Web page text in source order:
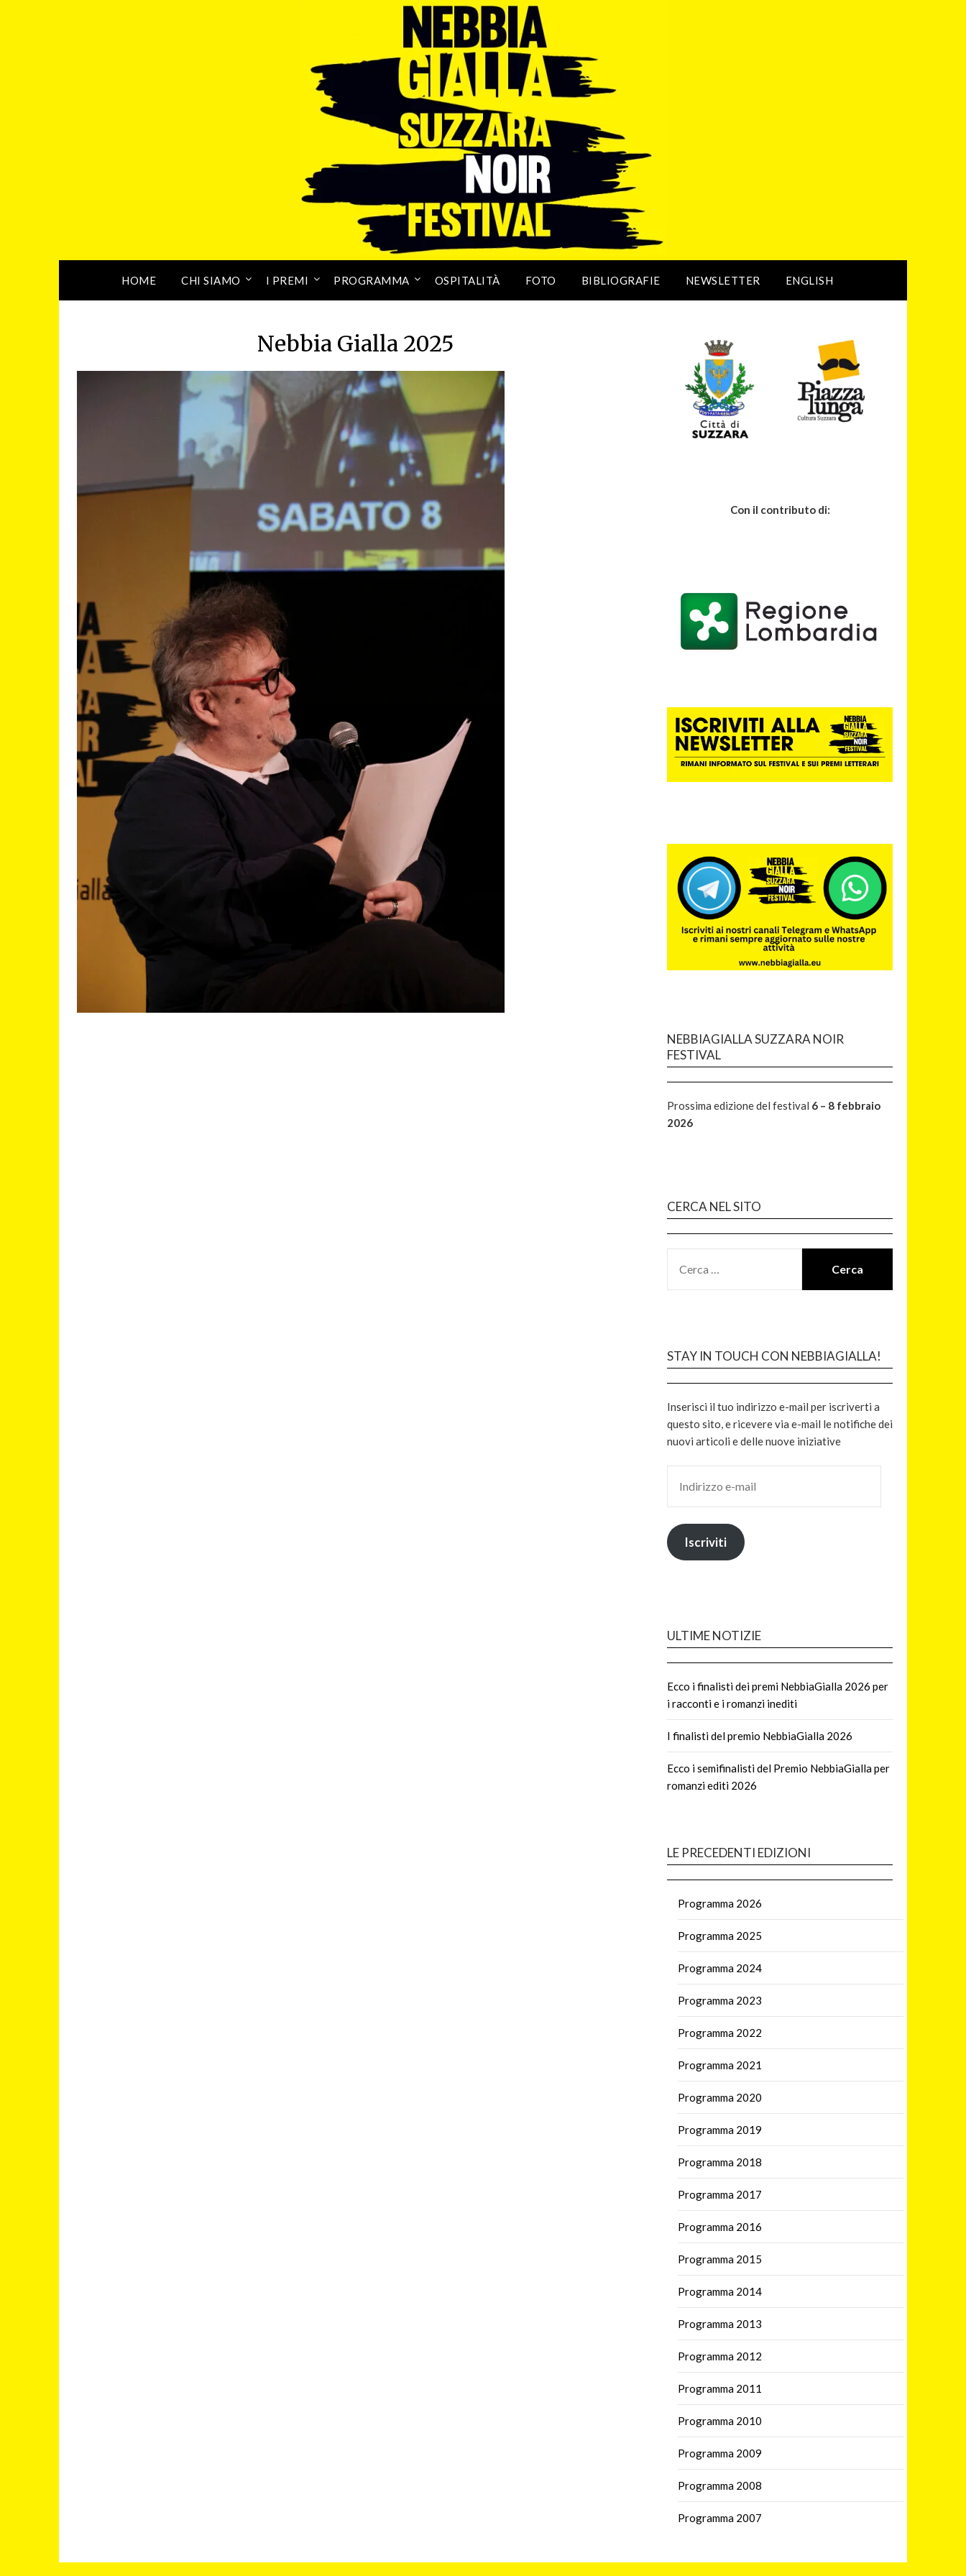
HOME CHI SIAMO I PREMI PROGRAMMA OSPITALITÀ FOTO BIBLIOGRAFIE NEWSLETTER ENGLISH
Nebbia Gialla 2025
Con il contributo di:
NEBBIAGIALLA SUZZARA NOIR
FESTIVAL
Prossima edizione del festival 6 – 8 febbraio
2026
CERCA NEL SITO
STAY IN TOUCH CON NEBBIAGIALLA!
Inserisci il tuo indirizzo e-mail per iscriverti a
questo sito, e ricevere via e-mail le notifiche dei
nuovi articoli e delle nuove iniziative
Iscriviti
ULTIME NOTIZIE
Ecco i finalisti dei premi NebbiaGialla 2026 per
i racconti e i romanzi inediti
I finalisti del premio NebbiaGialla 2026
Ecco i semifinalisti del Premio NebbiaGialla per
romanzi editi 2026
LE PRECEDENTI EDIZIONI
Programma 2026
Programma 2025
Programma 2024
Programma 2023
Programma 2022
Programma 2021
Programma 2020
Programma 2019
Programma 2018
Programma 2017
Programma 2016
Programma 2015
Programma 2014
Programma 2013
Programma 2012
Programma 2011
Programma 2010
Programma 2009
Programma 2008
Programma 2007